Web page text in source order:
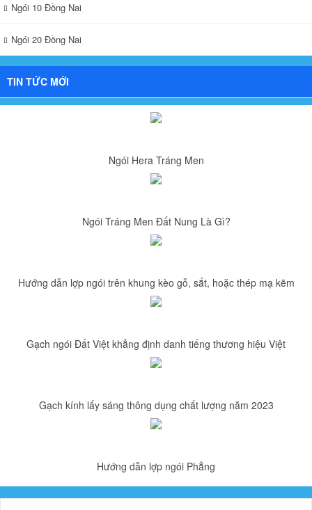
Ngói 10 Đồng Nai
Ngói 20 Đồng Nai
TIN TỨC MỚI
Ngói Hera Tráng Men
Ngói Tráng Men Đất Nung Là Gì?
Hướng dẫn lợp ngói trên khung kèo gỗ, sắt, hoặc thép mạ kẽm
Gạch ngói Đất Việt khẳng định danh tiếng thương hiệu Việt
Gạch kính lấy sáng thông dụng chất lượng năm 2023
Hướng dẫn lợp ngói Phẳng